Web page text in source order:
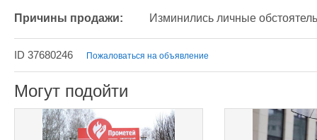
Причины продажи: Изминились личные
ID 37680246 Пожаловаться на объявление
Могут подойти